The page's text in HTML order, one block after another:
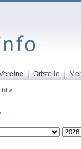
Ortsteile
>